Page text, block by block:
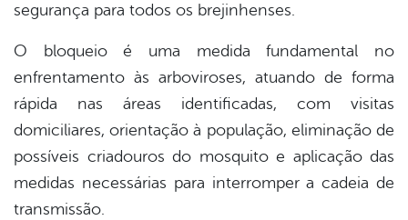
segurança para todos os brejinhenses.
O bloqueio é uma medida fundamental no
enfrentamento às arboviroses, atuando de forma
rápida nas áreas identificadas, com visitas
domiciliares, orientação à população, eliminação de
possíveis criadouros do mosquito e aplicação das
medidas necessárias para interromper a cadeia de
transmissão.